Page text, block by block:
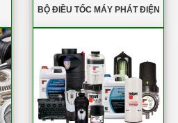
BỘ ĐIỀU TỐC MÁY PHÁT ĐIỆN